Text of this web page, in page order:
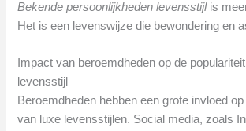
Bekende persoonlijkheden levensstijlis
Het is een levenswijze die bewondering en
Impact van beroemdheden op de
levensstijl
Beroemdheden hebben een grote invloed
van luxe levensstijlen. Social media, zoals